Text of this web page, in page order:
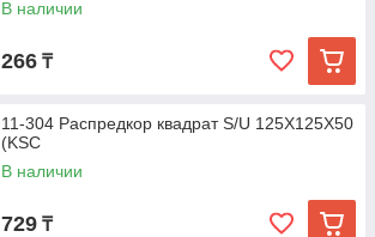
В наличии
266 ₸
11-304 Распредкор квадрат S/U 125X125X50
(KSC
В наличии
729 ₸